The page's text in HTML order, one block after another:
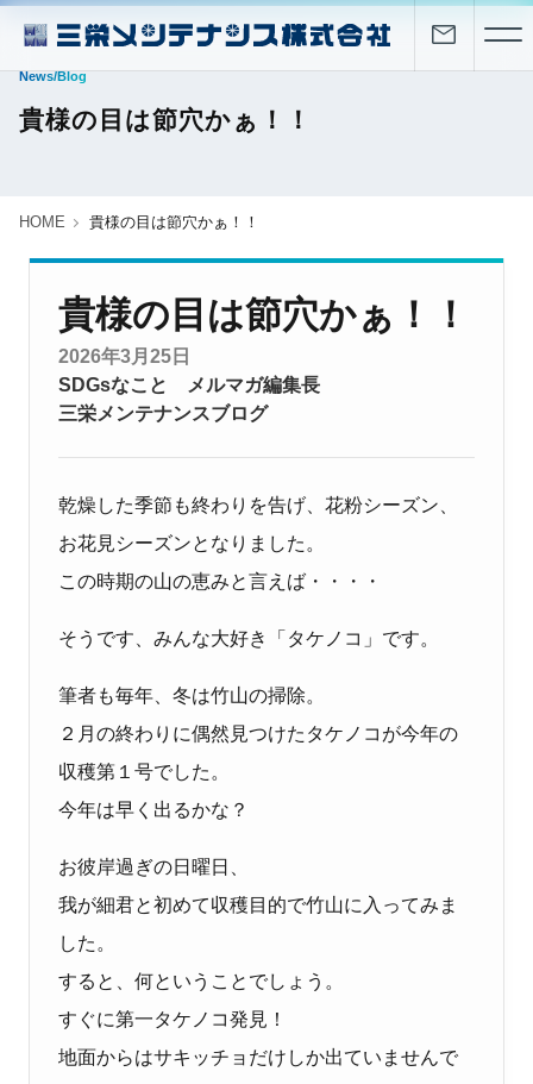
News/Blog
貴様の目は節穴かぁ！！
HOME 貴様の目は節穴かぁ！！
貴様の目は節穴かぁ！！
2026年3月25日
SDGsなこと
メルマガ編集長
三栄メンテナンスブログ
乾燥した季節も終わりを告げ、花粉シーズン、
お花見シーズンとなりました。
この時期の山の恵みと言えば・・・・
そうです、みんな大好き「タケノコ」です。
筆者も毎年、冬は竹山の掃除。
２月の終わりに偶然見つけたタケノコが今年の
収穫第１号でした。
今年は早く出るかな？
お彼岸過ぎの日曜日、
我が細君と初めて収穫目的で竹山に入ってみま
した。
すると、何ということでしょう。
すぐに第一タケノコ発見！
地面からはサキッチョだけしか出ていませんで